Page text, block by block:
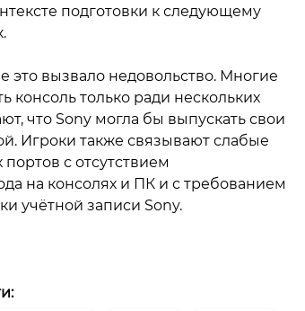
подготовки к следующему
это вызвало недовольство. Многие
консоль только ради нескольких
что Sony могла бы выпускать свои
Игроки также связывают слабые
с отсутствием
на консолях и ПК и с требованием
учётной записи Sony.